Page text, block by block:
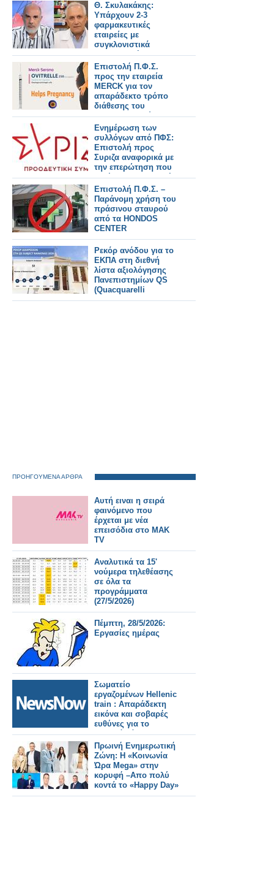
Θ. Σκυλακάκης:
Υπάρχουν 2-3
φαρμακευτικές
εταιρείες με
συγκλονιστικά
παραβατική
συμπεριφορά –
Κάποια πρέπει να
τιμωρηθεί
Επιστολή Π.Φ.Σ.
προς την εταιρεία
MERCK για τον
απαράδεκτο τρόπο
διάθεσης του
φαρμακευτικού
σκευάσματος Ovitrelle
στα ιδιωτικά
φαρμακεία
Ενημέρωση των
συλλόγων από ΠΦΣ:
Επιστολή προς
Συριζα αναφορικά με
την επερώτηση που
κατέθεσαν Βουλευτές
του για τα ΜΗΣΥΦΑ
Επιστολή Π.Φ.Σ. –
Παράνομη χρήση του
πράσινου σταυρού
από τα HONDOS
CENTER
Ρεκόρ ανόδου για το
ΕΚΠΑ στη διεθνή
λίστα αξιολόγησης
Πανεπιστημίων QS
(Quacquarelli
Symonds)
ΠΡΟΗΓΟΥΜΕΝΑ ΑΡΘΡΑ
Αυτή ειναι η σειρά
φαινόμενο που
έρχεται με νέα
επεισόδια στο ΜΑΚ
TV
Αναλυτικά τα 15'
νούμερα τηλεθέασης
σε όλα τα
προγράμματα
(27/5/2026)
Πέμπτη, 28/5/2026:
Εργασίες ημέρας
Σωματείο
εργαζομένων Hellenic
train : Απαράδεκτη
εικόνα και σοβαρές
ευθύνες για το
χθεσινό χάος στη
γραμμή Αεροδρομίου.
Πρωινή Ενημερωτική
Ζώνη: Η «Κοινωνία
Ώρα Mega» στην
κορυφή –Απο πολύ
κοντά το «Happy Day»